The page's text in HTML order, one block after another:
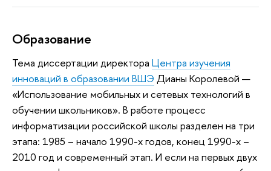
Образование
Тема диссертации директора Центра изучения
инноваций в образовании ВШЭ Дианы Королевой —
«Использование мобильных и сетевых технологий в
обучении школьников». В работе процесс
информатизации российской школы разделен на три
этапа: 1985 – начало 1990-х годов, конец 1990-х –
2010 год и современный этап. И если на первых двух